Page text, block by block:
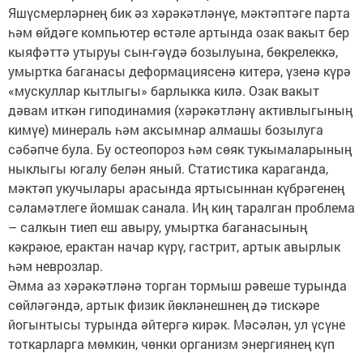
Яшүсмерләрнең бик әз хәрәкәтләнүе, мәктәптәге парта
һәм өйдәге компьютер өстәле артында озак вакыт бер
кыяфәттә утыруы сын-гәүдә бозылуына, бөкрелеккә,
умыртка баганасы деформациясенә китерә, үзенә күрә
«мускуллар кытлыгы» барлыкка килә. Озак вакыт
дәвам иткән гиподинамия (хәрәкәтләнү активлыгының
кимүе) минераль һәм аксымнар алмашы бозылуга
сәбәпче була. Бу остеопороз һәм сөяк тукымаларының
ныклыгы югалу белән яный. Статистика караганда,
мәктәп укучылары арасында яртысыннан күбрәгенең
сәламәтлеге йомшак санала. Иң киң таралган проблема
– салкын тиеп еш авыру, умыртка баганасының
кәкрәюе, ерактан начар күрү, гастрит, артык авырлык
һәм неврозлар.
Әмма аз хәрәкәтләнә торган тормыш рәвеше турында
сөйләгәндә, артык физик йөкләнешнең дә тискәре
йогынтысы турында әйтергә кирәк. Мәсәлән, ул үсүне
тоткарларга мөмкин, чөнки организм энергиянең күп